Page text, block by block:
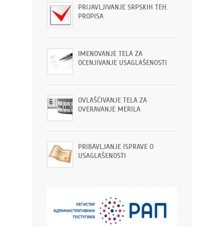
PRIJAVLJIVANJE SRPSKIH TEH.
PROPISA
IMENOVANJE TELA ZA
OCENJIVANJE USAGLAŠENOSTI
OVLAŠĆIVANJE TELA ZA
OVERAVANJE MERILA
PRIBAVLJANJE ISPRAVE O
USAGLAŠENOSTI